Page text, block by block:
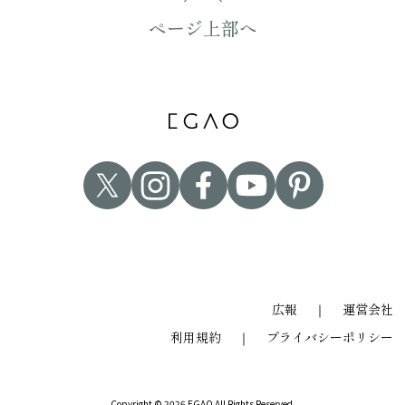
ページ上部へ
広報 ｜
運営会社
利用規約
｜ プライバシーポリシー